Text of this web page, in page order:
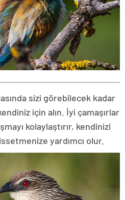
sizi görebilecek kadar
için alın. İyi çamaşırlar
kolaylaştırır, kendinizi
yardımcı olur.